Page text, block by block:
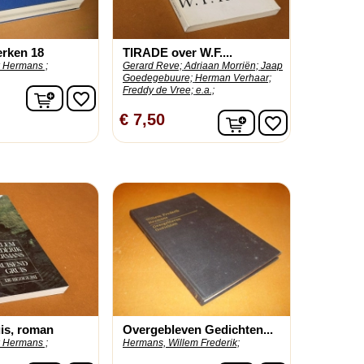
18
Hermans ;
In winkelwagen
favorite_border
TIRADE over W.F....
Gerard Reve; Adriaan Morriën; Jaap
Goedegebuure; Herman Verhaar;
Freddy de Vree; e.a.;
€ 7,50 In winkelwagen
favorite_border
roman
Hermans ;
Overgebleven Gedichten...
Hermans, Willem Frederik;